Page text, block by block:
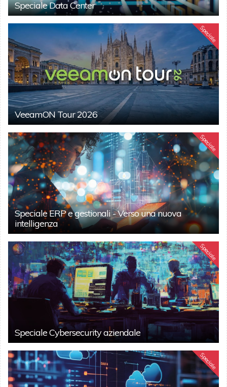
Speciale Data Center
Speciale
VeeamON Tour 2026
Speciale
Speciale ERP e gestionali - Verso una nuova
intelligenza
Speciale
Speciale Cybersecurity aziendale
Speciale